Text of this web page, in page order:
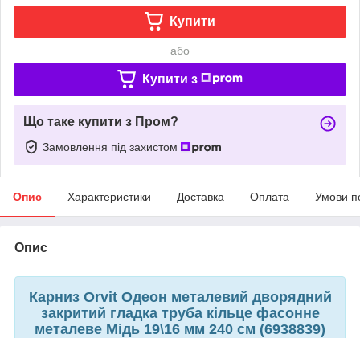
Купити
або
Купити з
Що таке купити з Пром?
Замовлення під захистом
Опис Характеристики Доставка Оплата Умови
Опис
Карниз Orvit Одеон металевий дворядний
закритий гладка труба кільце фасонне
металеве Мідь 19\16 мм 240 см (6938839)